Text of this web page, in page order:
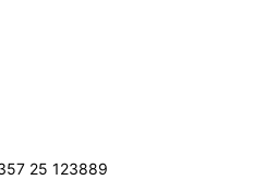
25 123889